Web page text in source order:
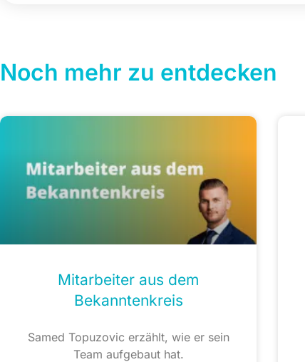
Noch mehr zu entdecken
Mitarbeiter aus dem
Bekanntenkreis
Samed Topuzovic erzählt, wie er sein
Team aufgebaut hat.